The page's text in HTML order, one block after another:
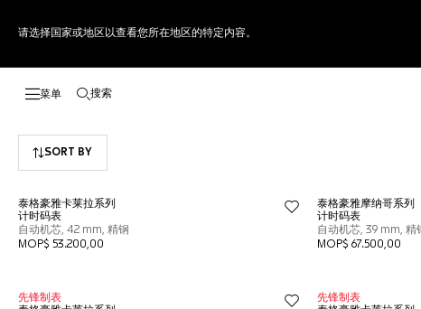
请选择国家或地区以查看您所在地区的特定内容。
打开搜索
搜索